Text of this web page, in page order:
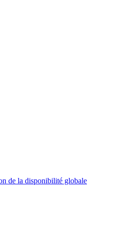
de la disponibilité globale